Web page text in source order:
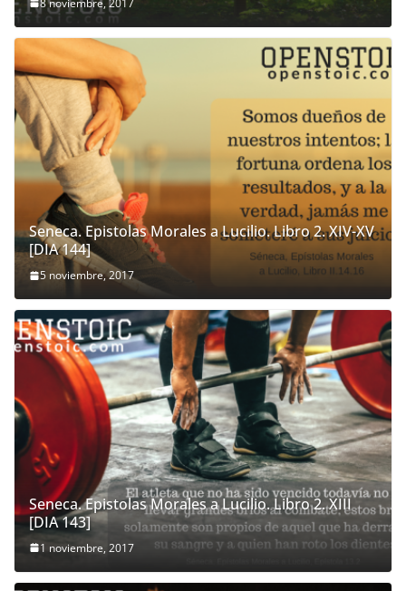
Seneca. Epistolas Morales a Lucilio. Libro 2. XIV-XV
[DIA 144]
5 noviembre, 2017
Seneca. Epistolas Morales a Lucilio. Libro 2. XIII
[DIA 143]
1 noviembre, 2017